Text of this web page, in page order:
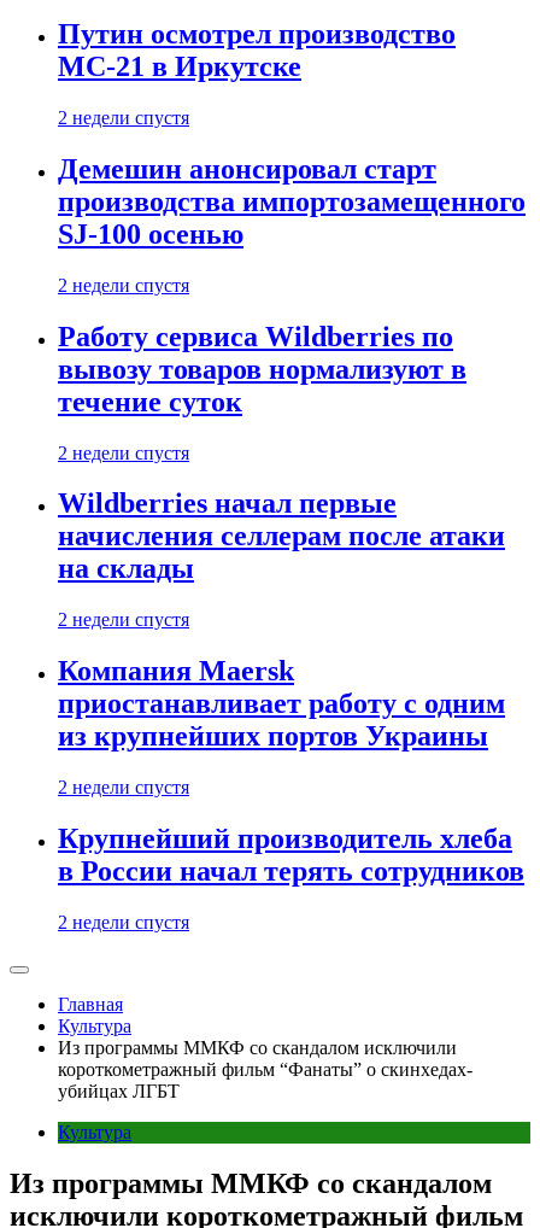
Путин осмотрел производство
МС-21 в Иркутске
2 недели спустя
Демешин анонсировал старт
производства импортозамещенного
SJ-100 осенью
2 недели спустя
Работу сервиса Wildberries по
вывозу товаров нормализуют в
течение суток
2 недели спустя
Wildberries начал первые
начисления селлерам после атаки
на склады
2 недели спустя
Компания Maersk
приостанавливает работу с одним
из крупнейших портов Украины
2 недели спустя
Крупнейший производитель хлеба
в России начал терять сотрудников
2 недели спустя
Главная
Культура
Из программы ММКФ со скандалом исключили
короткометражный фильм “Фанаты” о скинхедах-
убийцах ЛГБТ
Культура
Из программы ММКФ со скандалом
исключили короткометражный фильм